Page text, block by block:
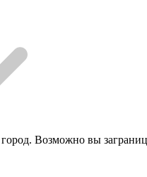
Возможно вы